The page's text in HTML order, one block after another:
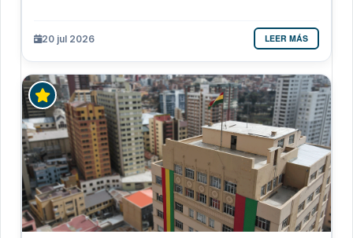
20 jul 2026 LEER MÁS